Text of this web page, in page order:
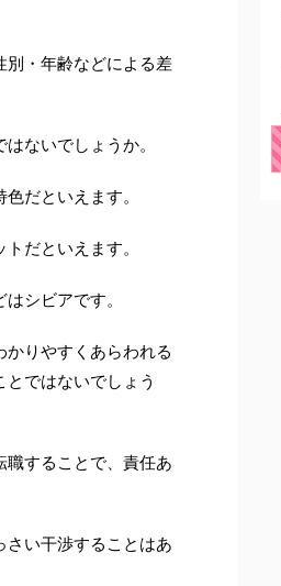
別・年齢などによる差
ないでしょうか。
だといえます。
だといえます。
シビアです。
りやすくあらわれる
ではないでしょう
することで、責任あ
い干渉することはあ